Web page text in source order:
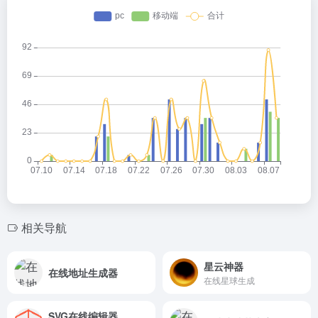
相关导航
在线地址生成器 星云神器
在线星球生成